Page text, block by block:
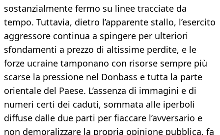
sostanzialmente fermo su linee tracciate da
tempo. Tuttavia, dietro l’apparente stallo, l’esercito
aggressore continua a spingere per ulteriori
sfondamenti a prezzo di altissime perdite, e le
forze ucraine tamponano con risorse sempre più
scarse la pressione nel Donbass e tutta la parte
orientale del Paese. L’assenza di immagini e di
numeri certi dei caduti, sommata alle iperboli
diffuse dalle due parti per fiaccare l’avversario e
non demoralizzare la propria opinione pubblica, fa